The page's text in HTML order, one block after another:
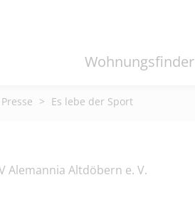
Wohnungsfinder
> Es lebe der Sport
Alemannia Altdöbern e. V.